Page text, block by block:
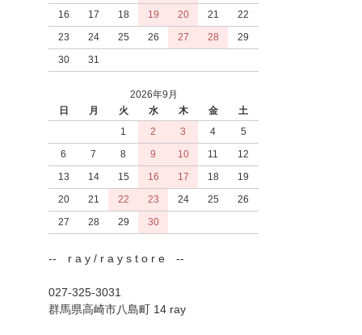
16
17 18 19 20 21
22
23
24 25 26 27 28
29
30
31
2026年9月
日
月 火 水 木 金
土
1
2 3 4
5
6
7 8 9 10 11
12
13
14 15 16 17 18
19
20
21 22 23 24 25
26
27
28 29 30
-- r a y / r a y s t o r e --
027-325-3031
群馬県高崎市八島町 14 ray